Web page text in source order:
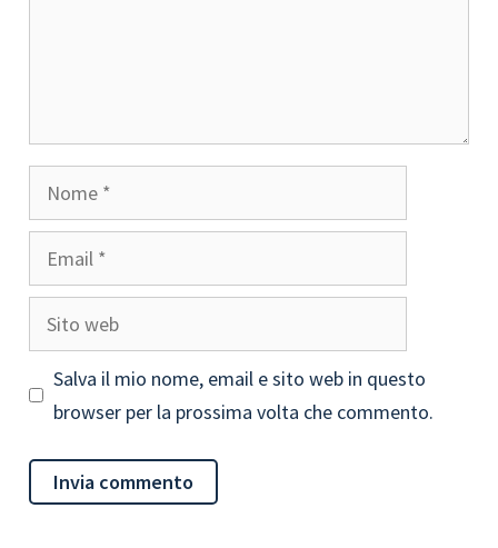
Nome
Email
Sito
web
Salva il mio nome, email e sito web in questo
browser per la prossima volta che commento.